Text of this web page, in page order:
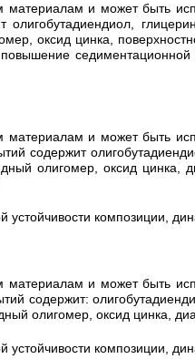
и может быть
оксид цинка,
и может быть
содержит
олигомер, оксид
композиции,
и может быть
содержит:
олигомер, оксид
композиции,